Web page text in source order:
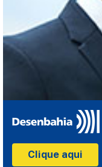
Clique aqui